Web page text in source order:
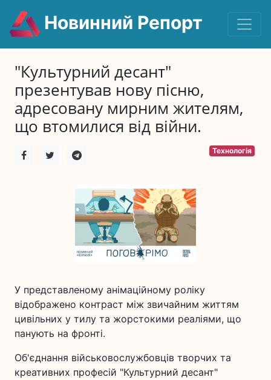
Новинний Репорт
"Культурний десант"
презентував нову пісню,
адресовану мирним жителям,
що втомилися від війни.
Технологія
У представленому анімаційному роліку
відображено контраст між звичайним життям
цивільних у тилу та жорстокими реаліями, що
панують на фронті.
Об'єднання військовослужбовців творчих та
креативних професій "Культурний десант"